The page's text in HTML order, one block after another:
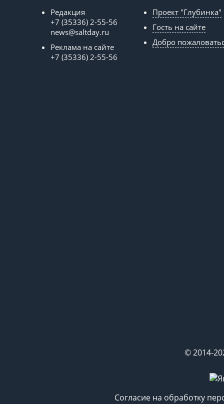
Редакция
+7 (35336) 2-55-56
news@saltday.ru
Реклама на сайте
+7 (35336) 2-55-56
Проект "Глубинка"
Гость на сайте
Добро
© 2014-
Согласие на обработку